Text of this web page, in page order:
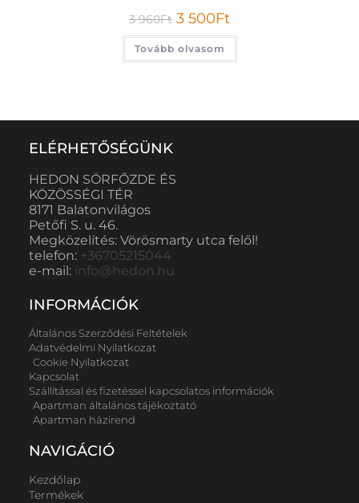
3 960Ft 3 500Ft
Tovább olvasom
ELÉRHETŐSÉGÜNK
HEDON SÖRFŐZDE ÉS
KÖZÖSSÉGI TÉR
8171 Balatonvilágos
Petőfi S. u. 46.
Megközelítés: Vörösmarty utca felől!
telefon: +36705215044
e-mail: info@hedon.hu
INFORMÁCIÓK
Általános Szerződési Feltételek
Adatvédelmi Nyilatkozat
Cookie Nyilatkozat
Kapcsolat
Szállítással és fizetéssel kapcsolatos információk
Apartman általános tájékoztató
Apartman házirend
NAVIGÁCIÓ
Kezdőlap
Termékek